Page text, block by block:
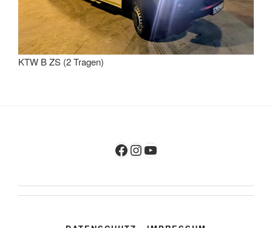
KTW B ZS (2 Tragen)
Facebook
Instagram
YouTube